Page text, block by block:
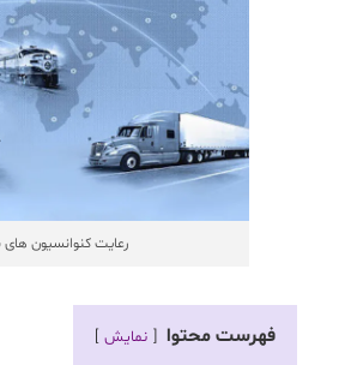
رعایت کنوانسیون های
فهرست محتوا نمایش